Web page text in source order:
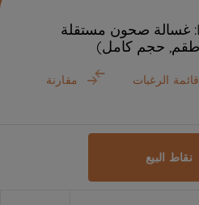
LFP 5P31 WLT X: غسالة صحون مستقلة
قائمة الرغبات مقارنة
نقاط البيع